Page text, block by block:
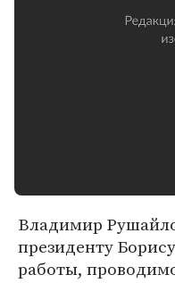
Владимир
президенту
работы,